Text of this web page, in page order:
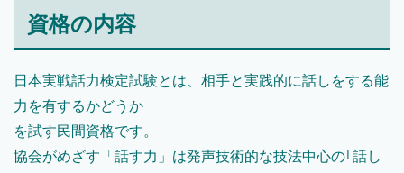
資格の内容
日本実戦話力検定試験とは、相手と実践的に話しをする能
力を有するかどうか
を試す民間資格です。
協会がめざす「話す力」は発声技術的な技法中心の｢話し